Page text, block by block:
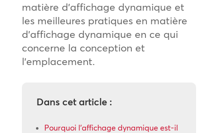
matière d’affichage dynamique et
les meilleures pratiques en matière
d’affichage dynamique en ce qui
concerne la conception et
l’emplacement.
Dans cet article :
Pourquoi l’affichage dynamique est-il